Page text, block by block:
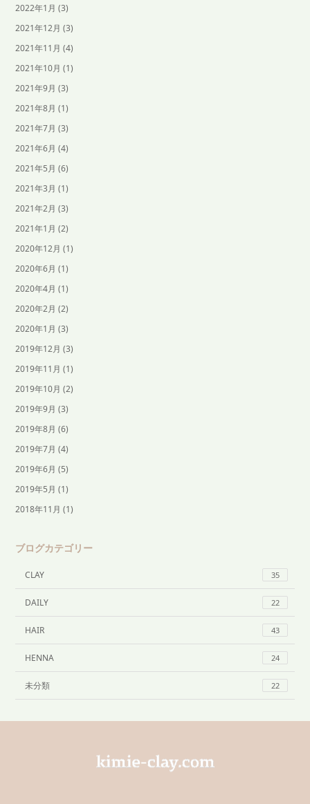
2022年1月 (3)
2021年12月 (3)
2021年11月 (4)
2021年10月 (1)
2021年9月 (3)
2021年8月 (1)
2021年7月 (3)
2021年6月 (4)
2021年5月 (6)
2021年3月 (1)
2021年2月 (3)
2021年1月 (2)
2020年12月 (1)
2020年6月 (1)
2020年4月 (1)
2020年2月 (2)
2020年1月 (3)
2019年12月 (3)
2019年11月 (1)
2019年10月 (2)
2019年9月 (3)
2019年8月 (6)
2019年7月 (4)
2019年6月 (5)
2019年5月 (1)
2018年11月 (1)
ブログカテゴリー
CLAY 35
DAILY 22
HAIR 43
HENNA 24
未分類 22